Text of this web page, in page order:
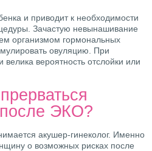
и приводит к необходимости
Зачастую невынашивание
организмом гормональных
овуляцию. При
вероятность отслойки или
ЭКО?
акушер-гинеколог. Именно
о возможных рисках после